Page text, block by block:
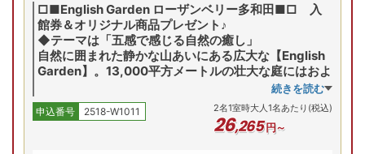
和洋特別室【ﾂｲﾝﾍﾞｯﾄﾞ/和室8畳】
Previous
8/6(木) 8/7(金) 8/8(土) 8/9(日)
□■English Garden ローザンベリー多和田■□ 入
館券＆オリジナル商品プレゼント♪
◆テーマは「五感で感じる自然の癒し」
自然に囲まれた静かな山あいにある広大な【English
Garden】。13,000平方メートルの壮大な庭にはおよ
そ94種類160株のバラと、山野草が植えられていま
す。広い庭にちりばめられたように咲く草花を見てい
るだけでも、ガーデニング好きにはたまりません
続きを読む
申込番号 2518-W1011 2名1室時大人1名あたり(税込)
26,265円～